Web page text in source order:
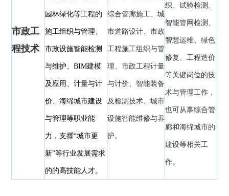
市政工
程技术
园林绿化等工程的
施工组织与管理、
市政设施智能检测
与维护、BIM建模
及应用、计量与计
价、海绵城市建设
与管理等职业能
力，支撑“城市更
新”等行业发展需求
的的高技能人才。
综合管廊施工、城
市道路设计、市政
工程施工组织与管
理、市政工程计量
与计价、智能装备
及检测技术、城市
设施智能维修与养
护。
织、试验检测、
智能管网检测、
智慧运维、绿色
修复、工程造价
等关键岗位的技
术与管理工作，
也可从事综合管
廊和海绵城市的
建设等相关工
作。